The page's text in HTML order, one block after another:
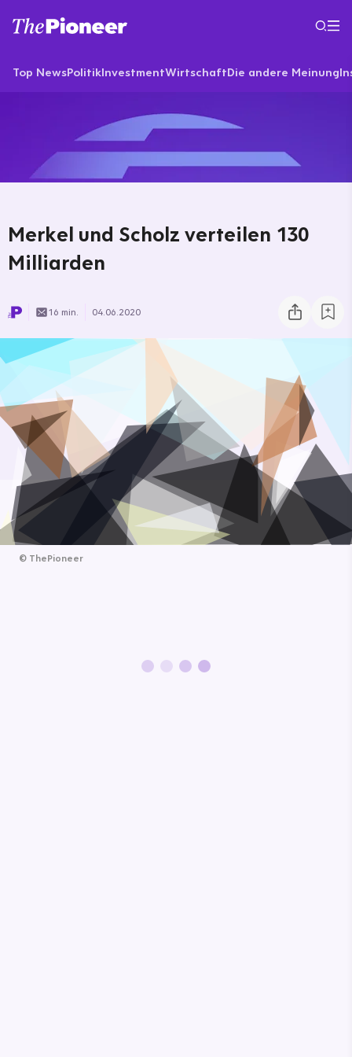
Top NewsPolitikInvestmentWirtschaftDie andere Meinung
Merkel und Scholz verteilen 130
Milliarden
16 min. 04.06.2020
© ThePioneer